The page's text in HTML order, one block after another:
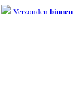
Verzonden binnen